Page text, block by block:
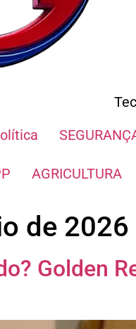
AGRICULTURA
de 2026
Golden